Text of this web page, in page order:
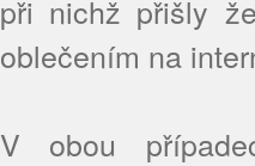
při nichž přišly
oblečením na
V obou